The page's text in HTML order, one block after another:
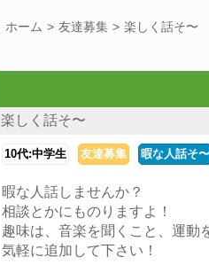
ホーム 友達募集 楽しく話そ〜
楽しく話そ〜
10代:中学生 友達募集 暇な人話そ〜
暇な人話しませんか？
相談とかにものりますよ！
趣味は、音楽を聞くこと、運動
気軽に追加して下さい！